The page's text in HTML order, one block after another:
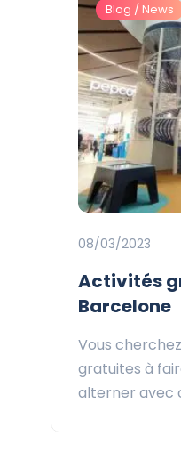
Blog / News
08/03/2023
Activités
Barcelone
Vous
gratuites à
alterner avec